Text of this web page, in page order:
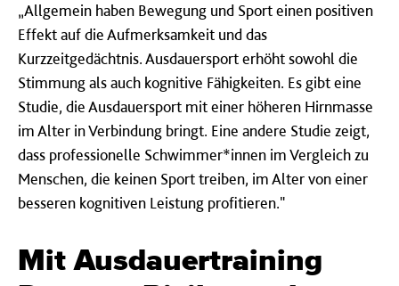
„Allgemein haben Bewegung und Sport einen positiven
Effekt auf die Aufmerksamkeit und das
Kurzzeitgedächtnis. Ausdauersport erhöht sowohl die
Stimmung als auch kognitive Fähigkeiten. Es gibt eine
Studie, die Ausdauersport mit einer höheren Hirnmasse
im Alter in Verbindung bringt. Eine andere Studie zeigt,
dass professionelle Schwimmer*innen im Vergleich zu
Menschen, die keinen Sport treiben, im Alter von einer
besseren kognitiven Leistung profitieren."
Mit Ausdauertraining